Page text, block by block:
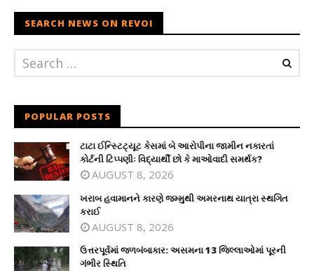
SEARCH NEWS ON REVOI
POPULAR POSTS
ટાટા ઈન્સ્ટિટ્યૂટ કેસમાં બે આરોપીના જામીન નકારતાં
કોર્ટની ટિપ્પણીઃ વિદ્યાર્થી છો કે માઓવાદી સમર્થક?
AUGUST 8, 2026
ખરાબ હવામાનને કારણે જમ્મુથી અમરનાથ યાત્રા સ્થગિત
કરાઈ
AUGUST 8, 2026
ઉત્તરપૂર્વમાં જળબંબાકાર: અસમના 13 જિલ્લાઓમાં પૂરની
ગંભીર સ્થિતિ